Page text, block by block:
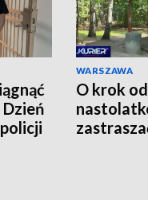
WARSZAWA
O krok